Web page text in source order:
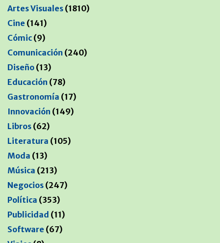
Artes Visuales (1810)
Cine (141)
Cómic (9)
Comunicación (240)
Diseño (13)
Educación (78)
Gastronomía (17)
Innovación (149)
Libros (62)
Literatura (105)
Moda (13)
Música (213)
Negocios (247)
Política (353)
Publicidad (11)
Software (67)